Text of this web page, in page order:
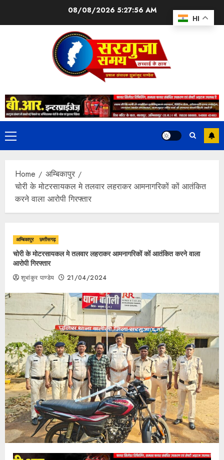
08/08/20265:27:57 AM
Home
अम्बिकापुर
चोरी के मोटरसायकल मे तलवार लहराकर आमनागरिकों कों आतंकित
करने वाला आरोपी गिरफ्तार
अम्बिकापुर छत्तीसगढ़
चोरी के मोटरसायकल मे तलवार लहराकर आमनागरिकों कों आतंकित करने वाला
आरोपी गिरफ्तार
शुभांकुर पाण्डेय 21/04/2024
HI